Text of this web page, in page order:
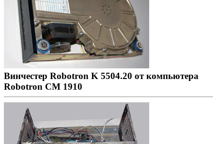
Винчестер Robotron K 5504.20 от компьютера
Robotron CM 1910